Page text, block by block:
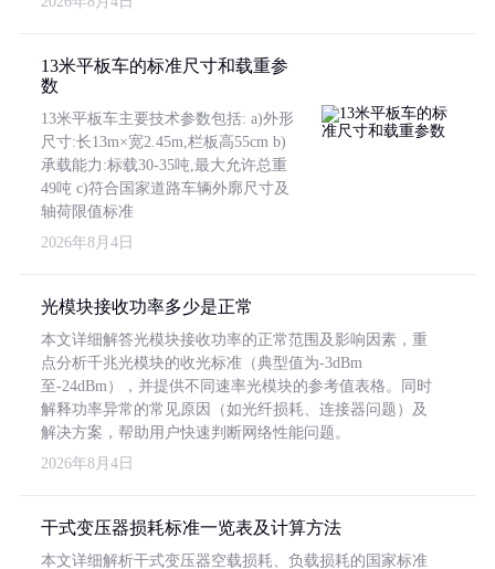
13米平板车的标准尺寸和载重参
数
13米平板车主要技术参数包括: a)外形
尺寸:长13m×宽2.45m,栏板高55cm b)
承载能力:标载30-35吨,最大允许总重
49吨 c)符合国家道路车辆外廓尺寸及
轴荷限值标准
2026年8月4日
光模块接收功率多少是正常
本文详细解答光模块接收功率的正常范围及影响因素，重
点分析千兆光模块的收光标准（典型值为-3dBm
至-24dBm），并提供不同速率光模块的参考值表格。同时
解释功率异常的常见原因（如光纤损耗、连接器问题）及
解决方案，帮助用户快速判断网络性能问题。
2026年8月4日
干式变压器损耗标准一览表及计算方法
本文详细解析干式变压器空载损耗、负载损耗的国家标准